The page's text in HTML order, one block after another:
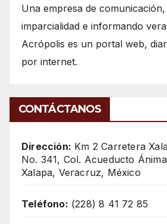
Una empresa de
imparcialidad e informando
Acrópolis es un portal web,
por internet.
CONTÁCTANOS
Dirección: Km 2 Carretera
No. 341, Col. Acueducto
Xalapa, Veracruz, México
Teléfono: (228) 8 41 72 85